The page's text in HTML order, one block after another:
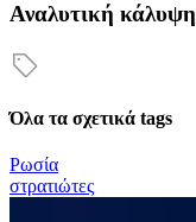
Αναλυτική κάλυψη
Όλα τα σχετικά tags
Ρωσία
στρατιώτες